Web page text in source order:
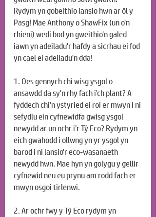
Rydym yn gobeithio lansio hwn ar ôl y
Pasg! Mae Anthony o ShawFix (un o'n
rhieni) wedi bod yn gweithio'n galed
iawn yn adeiladu'r hafdy a sicrhau ei fod
yn cael ei adeiladu'n dda!
1. Oes gennych chi wisg ysgol o
ansawdd da sy'n rhy fach i'ch plant? A
fyddech chi’n ystyried ei roi er mwyn i ni
sefydlu ein cyfnewidfa gwisg ysgol
newydd ar un ochr i’r Tŷ Eco? Rydym yn
eich gwahodd i ollwng yn yr ysgol yn
barod i ni lansio'r eco-wasanaeth
newydd hwn. Mae hyn yn golygu y gellir
cyfnewid neu eu prynu am rodd fach er
mwyn osgoi tirlenwi.
2. Ar ochr fwy y Tŷ Eco rydym yn